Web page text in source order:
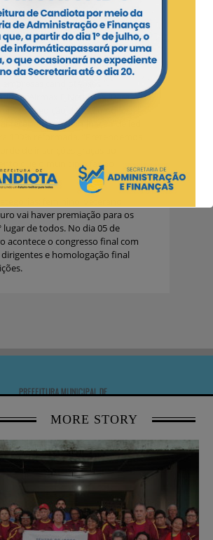
terá algumas novidades para
acompanhar os jogos, de
o coordenador de esportes,
vão ser instaladas duas
para transmissão ao vivo, por
Airmax E Nett Max. Para
essa edição do Citadino, o
receber 100% iluminação de led
que o município faz ao
conta.
vai haver premiação para os
lugar de todos. No dia 05 de
acontece o congresso final com
e homologação final
MORE STORY
Municipal